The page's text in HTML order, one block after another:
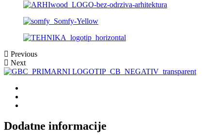
Previous
Next
Dodatne informacije